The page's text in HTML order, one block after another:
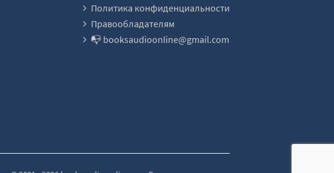
Политика конфиденциальности
Правообладателям
📭 booksaudioonline@gmail.com